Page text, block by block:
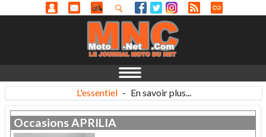
L'essentiel - En savoir plus...
OccasionsAPRILIA